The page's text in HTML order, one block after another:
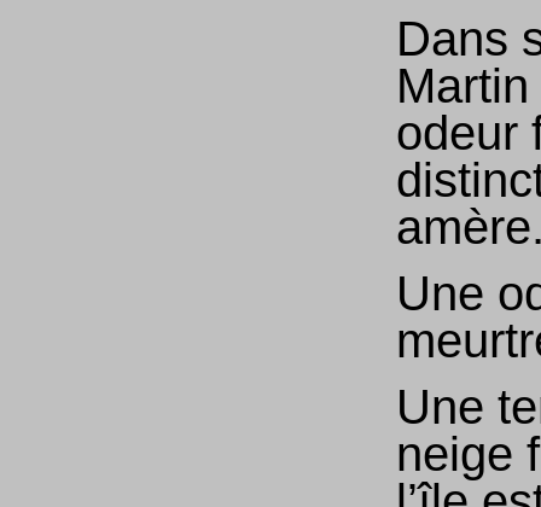
Dans
odeur
Une
Une
neige